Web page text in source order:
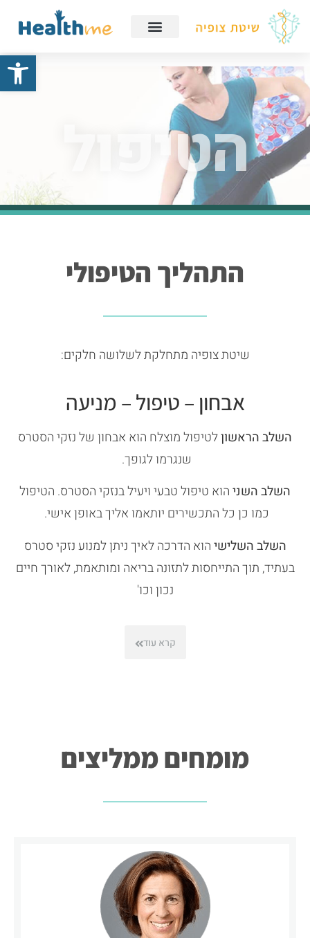
הטיפול
התהליך הטיפולי
שיטת צופיה מתחלקת לשלושה חלקים:
אבחון – טיפול – מניעה
השלב הראשוןלטיפול מוצלח הוא אבחון של נזקי הסטרס
שנגרמו לגופך.
השלב השניהוא טיפול טבעי ויעיל בנזקי הסטרס. הטיפול
כמו כן כל התכשירים יותאמו אליך באופן אישי.
השלב השלישיהוא הדרכה לאיך ניתן למנוע נזקי סטרס
בעתיד, תוך התייחסות לתזונה בריאה ומותאמת, לאורך חיים
נכון וכו'
קרא עוד
מומחים ממליצים